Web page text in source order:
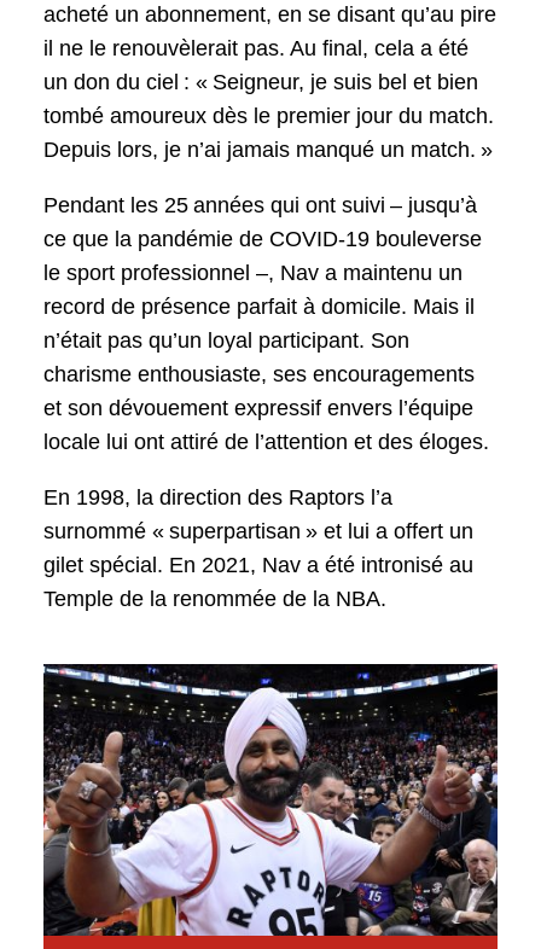
acheté un abonnement, en se disant qu’au pire
il ne le renouvèlerait pas. Au final, cela a été
un don du ciel : « Seigneur, je suis bel et bien
tombé amoureux dès le premier jour du match.
Depuis lors, je n’ai jamais manqué un match. »
Pendant les 25 années qui ont suivi – jusqu’à
ce que la pandémie de COVID-19 bouleverse
le sport professionnel –, Nav a maintenu un
record de présence parfait à domicile. Mais il
n’était pas qu’un loyal participant. Son
charisme enthousiaste, ses encouragements
et son dévouement expressif envers l’équipe
locale lui ont attiré de l’attention et des éloges.
En 1998, la direction des Raptors l’a
surnommé « superpartisan » et lui a offert un
gilet spécial. En 2021, Nav a été intronisé au
Temple de la renommée de la NBA.